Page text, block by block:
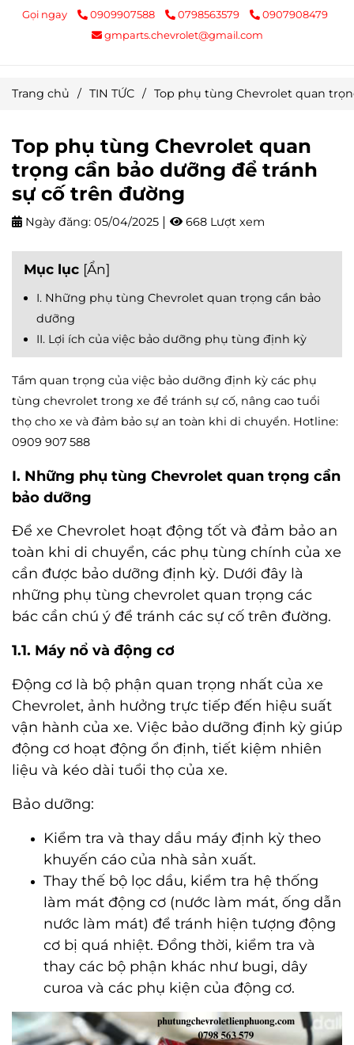
Gọi ngay 0909907588 0798563579
0907908479
gmparts.chevrolet@gmail.com
Trang chủ / TIN TỨC / Top phụ tùng Chevrolet quan
Top phụ tùng Chevrolet quan
trọng cần bảo dưỡng để tránh
sự cố trên đường
Ngày đăng: 05/04/2025 668 Lượt xem
Mục lục [Ẩn]
I. Những phụ tùng Chevrolet quan trọng cần bảo
dưỡng
II. Lợi ích của việc bảo dưỡng phụ tùng định kỳ
Tầm quan trọng của việc bảo dưỡng định kỳ các phụ
tùng chevrolet trong xe để tránh sự cố, nâng cao tuổi
thọ cho xe và đảm bảo sự an toàn khi di chuyển. Hotline:
0909 907 588
I. Những phụ tùng Chevrolet quan trọng cần
bảo dưỡng
Để xe Chevrolet hoạt động tốt và đảm bảo an
toàn khi di chuyển, các phụ tùng chính của xe
cần được bảo dưỡng định kỳ. Dưới đây là
những phụ tùng chevrolet quan trọng các
bác cần chú ý để tránh các sự cố trên đường.
1.1. Máy nổ và động cơ
Động cơ là bộ phận quan trọng nhất của xe
Chevrolet, ảnh hưởng trực tiếp đến hiệu suất
vận hành của xe. Việc bảo dưỡng định kỳ giúp
động cơ hoạt động ổn định, tiết kiệm nhiên
liệu và kéo dài tuổi thọ của xe.
Bảo dưỡng:
Kiểm tra và thay dầu máy định kỳ theo
khuyến cáo của nhà sản xuất.
Thay thế bộ lọc dầu, kiểm tra hệ thống
làm mát động cơ (nước làm mát, ống dẫn
nước làm mát) để tránh hiện tượng động
cơ bị quá nhiệt. Đồng thời, kiểm tra và
thay các bộ phận khác như bugi, dây
curoa và các phụ kiện của động cơ.